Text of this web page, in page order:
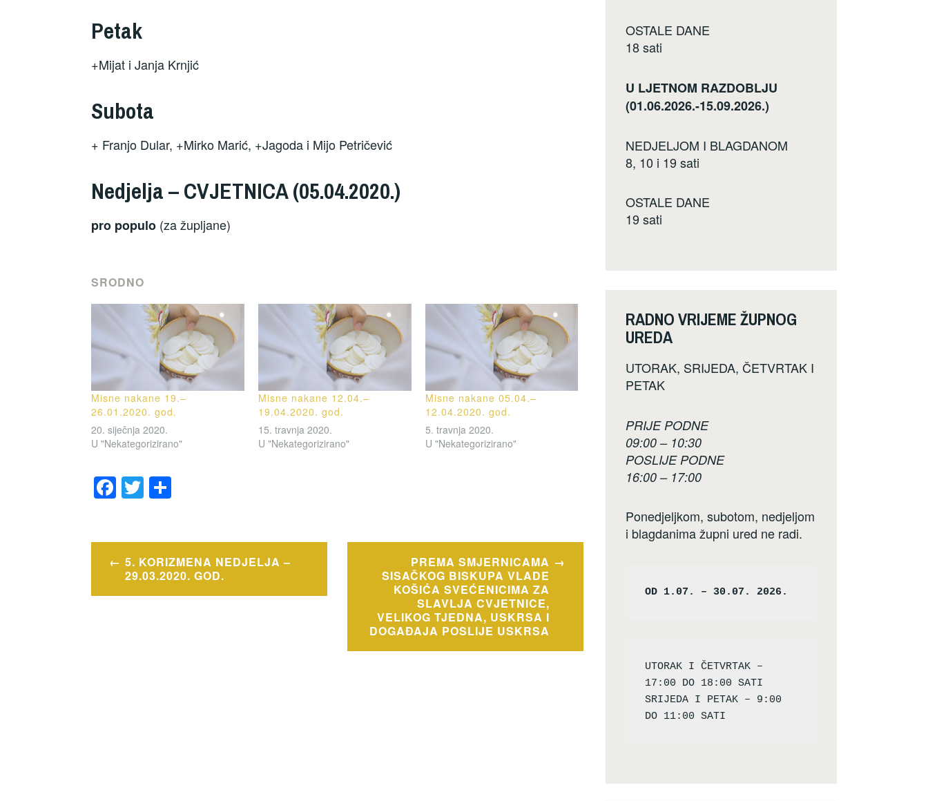
Petak
+Mijat i Janja Krnjić
Subota
+ Franjo Dular, +Mirko Marić, +Jagoda i Mijo Petričević
Nedjelja –CVJETNICA(05.04.2020.)
pro populo (za župljane)
SRODNO
Misne nakane 19.–
26.01.2020. god.
20. siječnja 2020.
U "Nekategorizirano"
Misne nakane 12.04.–
19.04.2020. god.
15. travnja 2020.
U "Nekategorizirano"
Misne nakane 05.04.–
12.04.2020. god.
5. travnja 2020.
U "Nekategorizirano"
F
e
b
o
T
er e
Navigacija
objava
5. KORIZMENA NEDJELJA –
29.03.2020. GOD.
PREMA SMJERNICAMA
SISAČKOG BISKUPA VLADE
KOŠIĆA SVEĆENICIMA ZA
SLAVLJA CVJETNICE,
VELIKOG TJEDNA, USKRSA I
DOGAĐAJA POSLIJE USKRSA
OSTALE DANE
18 sati
U LJETNOM RAZDOBLJU
(01.06.2026.-15.09.2026.)
NEDJELJOM I BLAGDANOM
8, 10 i 19 sati
OSTALE DANE
19 sati
RADNO VRIJEME ŽUPNOG
UREDA
UTORAK, SRIJEDA, ČETVRTAK I
PETAK
PRIJE PODNE
09:00 – 10:30
POSLIJE PODNE
16:00 – 17:00
Ponedjeljkom, subotom, nedjeljom
i blagdanima župni ured ne radi.
OD 1.07. – 30.07. 2026.
UTORAK I ČETVRTAK –
17:00 DO 18:00 SATI
SRIJEDA I PETAK – 9:00